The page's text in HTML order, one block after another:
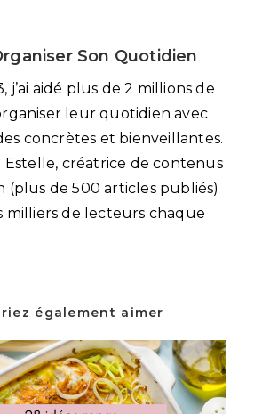
Son Quotidien
j’ai aidé plus de 2 millions de
leur quotidien avec
concrètes et bienveillantes.
Estelle, créatrice de contenus
(plus de 500 articles publiés)
milliers de lecteurs chaque
également aimer